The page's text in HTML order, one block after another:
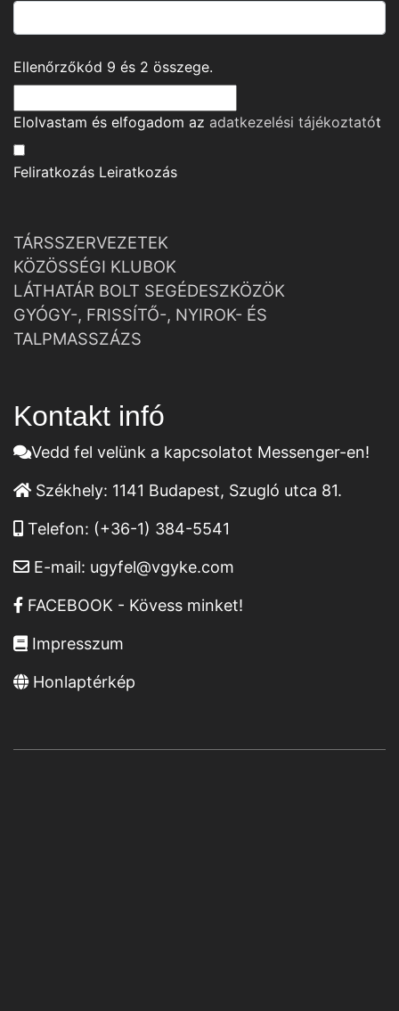
Ellenőrzőkód 9 és 2 összege.
Elolvastam és elfogadom az adatkezelési tájékoztatót
Feliratkozás Leiratkozás
TÁRSSZERVEZETEK
KÖZÖSSÉGI KLUBOK
LÁTHATÁR BOLT SEGÉDESZKÖZÖK
GYÓGY-, FRISSÍTŐ-, NYIROK- ÉS
TALPMASSZÁZS
Kontakt infó
Vedd fel velünk a kapcsolatot Messenger-en!
Székhely: 1141 Budapest, Szugló utca 81.
Telefon: (+36-1) 384-5541
E-mail: ugyfel@vgyke.com
FACEBOOK - Kövess minket!
Impresszum
Honlaptérkép